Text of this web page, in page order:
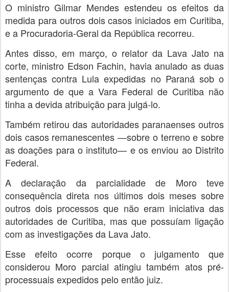
O ministro Gilmar Mendes estendeu os efeitos da
medida para outros dois casos iniciados em Curitiba,
e a Procuradoria-Geral da República recorreu.
Antes disso, em março, o relator da Lava Jato na
corte, ministro Edson Fachin, havia anulado as duas
sentenças contra Lula expedidas no Paraná sob o
argumento de que a Vara Federal de Curitiba não
tinha a devida atribuição para julgá-lo.
Também retirou das autoridades paranaenses outros
dois casos remanescentes —sobre o terreno e sobre
as doações para o instituto— e os enviou ao Distrito
Federal.
A declaração da parcialidade de Moro teve
consequência direta nos últimos dois meses sobre
outros dois processos que não eram iniciativa das
autoridades de Curitiba, mas que possuíam ligação
com as investigações da Lava Jato.
Esse efeito ocorre porque o julgamento que
considerou Moro parcial atingiu também atos pré-
processuais expedidos pelo então juiz.